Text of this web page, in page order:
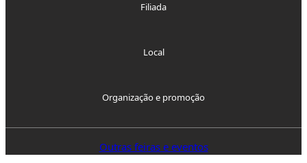
Filiada
Local
Organização e promoção
Outras feiras e eventos